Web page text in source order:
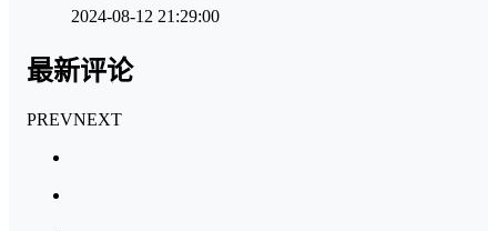
2024-08-12 21:29:00
最新评论
PREVNEXT